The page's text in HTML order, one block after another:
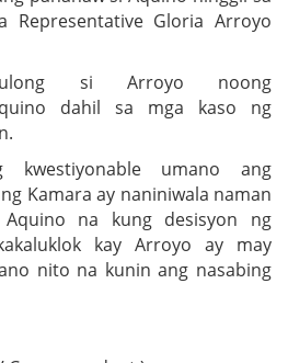
Representative Gloria Arroyo
si Arroyo noong
dahil sa mga kaso ng
kwestiyonable umano ang
Kamara ay naniniwala naman
na kung desisyon ng
kay Arroyo ay may
nito na kunin ang nasabing